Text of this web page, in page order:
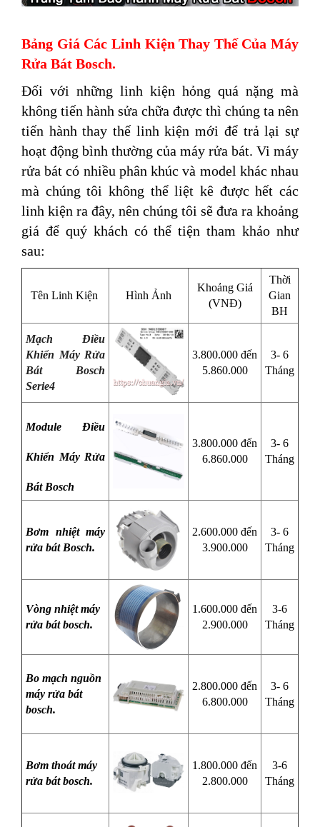
Bảng Giá Các Linh Kiện Thay Thế Của Máy
Rửa Bát Bosch.
Đối với những linh kiện hỏng quá nặng mà
không tiến hành sửa chữa được thì chúng ta nên
tiến hành thay thế linh kiện mới để trả lại sự
hoạt động bình thường của máy rửa bát. Vi máy
rửa bát có nhiều phân khúc và model khác nhau
mà chúng tôi không thể liệt kê được hết các
linh kiện ra đây, nên chúng tôi sẽ đưa ra khoảng
giá để quý khách có thể tiện tham khảo như
sau:
Tên Linh Kiện Hình Ảnh
Khoảng Giá
(VNĐ)
Thời
Gian
BH
Mạch Điều
Khiển Máy Rửa
Bát Bosch
Serie4
3.800.000 đến
5.860.000
3- 6
Tháng
Module Điều
Khiển Máy Rửa
Bát Bosch
3.800.000 đến
6.860.000
3- 6
Tháng
Bơm nhiệt máy
rửa bát Bosch.
2.600.000 đến
3.900.000
3- 6
Tháng
Vòng nhiệt máy
rửa bát bosch.
1.600.000 đến
2.900.000
3-6
Tháng
Bo mạch nguồn
máy rửa bát
bosch.
2.800.000 đến
6.800.000
3- 6
Tháng
Bơm thoát máy
rửa bát bosch.
1.800.000 đến
2.800.000
3-6
Tháng